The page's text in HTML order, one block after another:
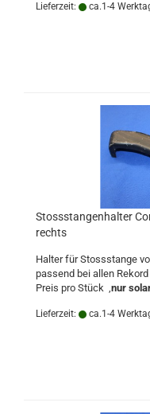
Lieferzeit: ca.1-4
Stossstangenhalter
rechts
Halter für Stossstange
passend bei allen
Preis pro Stück ,nur
Lieferzeit: ca.1-4